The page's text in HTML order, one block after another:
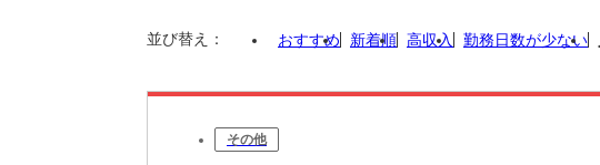
並び替え： おすすめ 新着順 高収入 勤務日数が少ない
その他